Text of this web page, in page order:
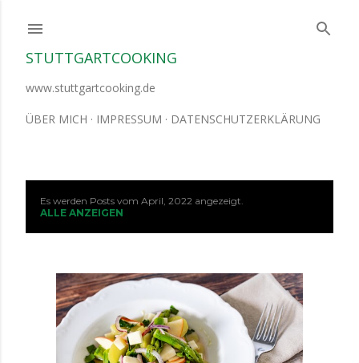
STUTTGARTCOOKING
www.stuttgartcooking.de
ÜBER MICH IMPRESSUM DATENSCHUTZERKLÄRUNG
Es werden Posts vom April, 2022 angezeigt.
ALLE ANZEIGEN